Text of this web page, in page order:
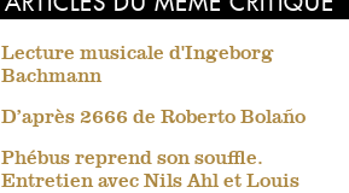
Lecture musicale d'Ingeborg
Bachmann
D’après 2666 de Roberto Bolaño
Phébus reprend son souffle.
Entretien avec Nils Ahl et Louis